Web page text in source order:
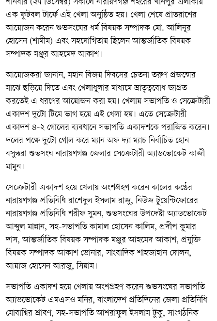
শনিবার (২৭ ডিসেম্বর) সকালে নারায়ণগঞ্জ শহরের খানপুর এলাকায়
এক ফুটবল টার্ফে এই খেলা অনুষ্ঠিত হয়। খেলা শেষে প্রাতরাশের
আয়োজন করেন শুভসংঘের ধর্ম বিষয়ক সম্পাদক মো. আলিনূর
হোসেন (শামীম) এবং সহযোগিতায় ছিলেন আন্তর্জাতিক বিষয়ক
সম্পাদক মঞ্জুর আহমেদ আকাশ।
আয়োজকরা জানান, মহান বিজয় দিবসের চেতনা তরুণ প্রজন্মের
মাঝে ছড়িয়ে দিতে এবং খেলাধুলার মাধ্যমে ভ্রাতৃত্ববোধ জাগ্রত
করতেই এ ধরণের আয়োজন করা হয়। খেলায় সভাপতি ও সেক্রেটারী
একাদশ দুটো টিমে ভাগ হয়ে এই খেলা হয়। এতে সেক্রেটারী
একাদশ ৪-২ গোলের ব্যবধানে সভাপতি একাদশকে পরাজিত করেন।
দলের পক্ষে দুটো গোল করে ম্যান অফ দ্যা ম্যাচ নির্বাচিত হোন
বসুন্ধরা শুভসংঘ নারায়ণগঞ্জ জেলার সেক্রেটারী অ্যাডভোকেট কাজী
মামুন।
সেক্রেটারী একাদশ হয়ে খেলায় অংশগ্রহণ করেন কালের কণ্ঠের
নারায়ণগঞ্জ প্রতিনিধি রাশেদুল ইসলাম রাজু, নিউজ টুয়েন্টিফোরের
নারায়ণগঞ্জ প্রতিনিধি শরীফ সুমন, শুভসংঘের উপদেষ্টা অ্যাডভোকেট
আব্দুল মান্নান, সহ-সভাপতি কামাল হোসেন কালিম, প্রদীপ কুমার
দাস, আন্তর্জাতিক বিষয়ক সম্পাদক মঞ্জুর আহমেদ আকাশ, প্রযুক্তি
বিষয়ক সম্পাদক আকাশ ডোনার, সাংবাদিক শাহজাহান দোলন,
আয়াজ হোসেন আরজু, সিয়াম।
সভাপতি একাদশ হয়ে খেলায় অংশগ্রহণ করেন শুভসংঘের সভাপতি
অ্যাডভোকেট এমএসও মনির, বাংলাদেশ প্রতিদিনের জেলা প্রতিনিধি
মোবাশ্বির শ্রাবণ, সহ-সভাপতি আশরাফুল ইসলাম টুকু, সাংগঠনিক